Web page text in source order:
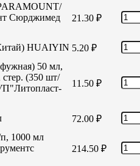
Сюрджимед
21.30 ₽
HUAIYIN 5.20 ₽
50 мл,
(350 шт/
11.50 ₽
72.00 ₽
1000 мл
214.50 ₽